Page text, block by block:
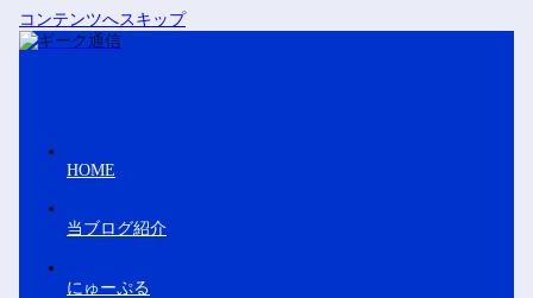
コンテンツへスキップ
HOME
当ブログ紹介
にゅーぷる